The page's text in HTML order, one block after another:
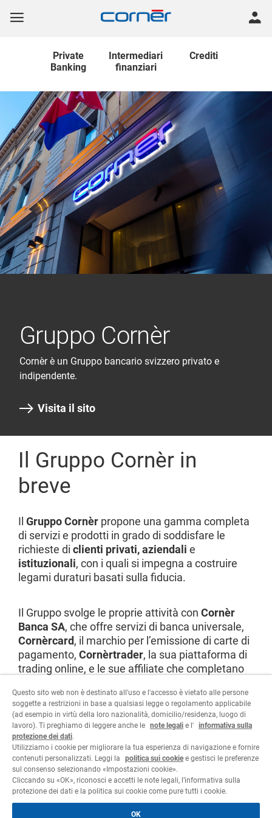
Private
Banking
Intermediari
finanziari
Crediti
Gruppo Cornèr
Cornèr è un Gruppo bancario svizzero privato e
indipendente.
Visita il sito
Il Gruppo Cornèr in
breve
Il Gruppo Cornèr propone una gamma completa
di servizi e prodotti in grado di soddisfare le
richieste di clienti privati, aziendali e
istituzionali, con i quali si impegna a costruire
legami duraturi basati sulla fiducia.
Il Gruppo svolge le proprie attività con Cornèr
Banca SA, che offre servizi di banca universale,
Cornèrcard, il marchio per l’emissione di carte di
pagamento, Cornèrtrader, la sua piattaforma di
trading online, e le sue affiliate che completano
internazionale.
Visita il sito
Informativa sulla protezione dei dati
Questo sito web non è destinato all'uso e l'accesso è vietato alle persone
soggette a restrizioni in base a qualsiasi legge o regolamento applicabile
(ad esempio in virtù della loro nazionalità, domicilio/residenza, luogo di
lavoro). Ti preghiamo di leggere anche le note legali e l' informativa sulla
protezione dei dati.
Utilizziamo i cookie per migliorare la tua esperienza di navigazione e fornire
contenuti personalizzati. Leggi la
politica sui cookiee gestisci le preferenze
sul consenso selezionando «Impostazioni cookie».
Cliccando su «OK», riconosci e accetti le note legali, l’informativa sulla
protezione dei dati e la politica sui cookie come pure tutti i cookie.
OK